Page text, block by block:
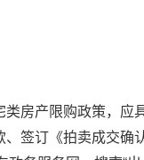
房产限购政策，应
、签订《拍卖成交确